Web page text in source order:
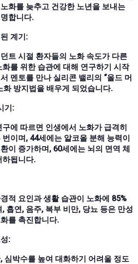
화를 늦추고 건강한 노년을 보내는
합니다.
계기:
트 시절 환자들의 노화 속도가 다른
를 위한 습관에 대해 연구하기 시작
멘토를 만나 실리콘 밸리의 “올드 머
화 방지법을 배우게 되었습니다.
기:
에 따르면 인생에서 노화가 급격히
이며, 44세에는 알코올 분해 능력이
이 증가하며, 60세에는 뇌의 면역 체
하됩니다.
적 요인과 생활 습관이 노화에 85%
흡연, 음주, 복부 비만, 당뇨 등은 만성
를 촉진합니다.
:
심박수를 높여 대화하기 어려울 정도